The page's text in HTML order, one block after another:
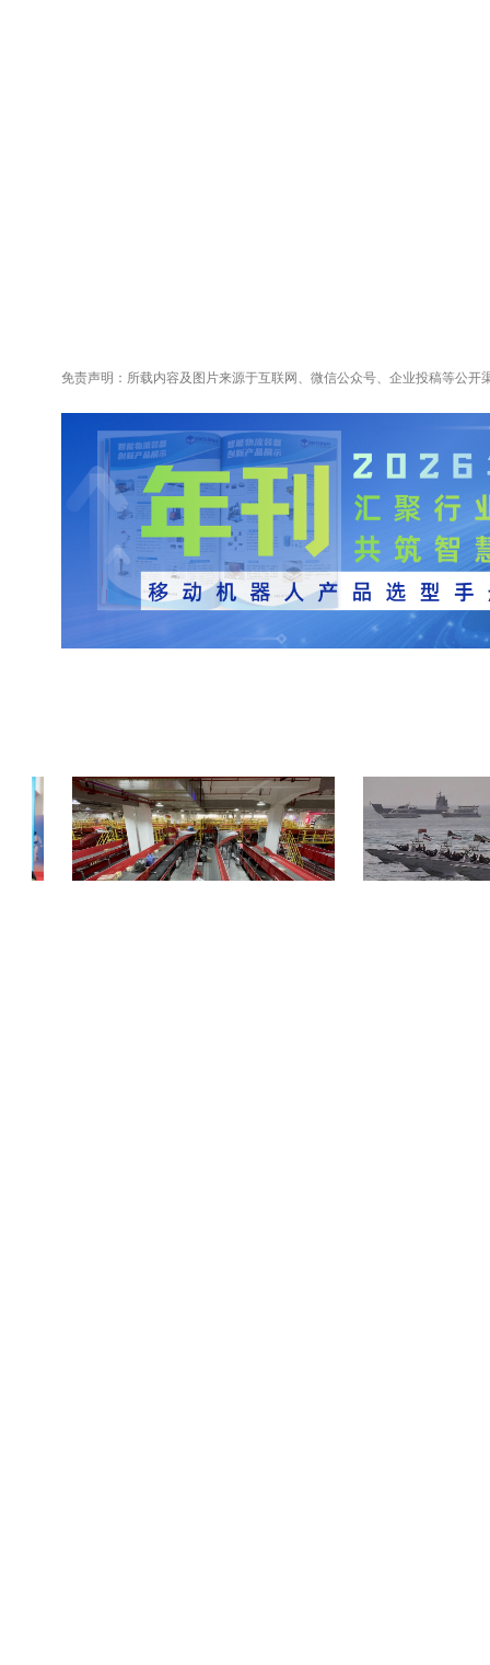
免责声明：所载内容及图片来源于互联网、微信公众号、企业投稿等公